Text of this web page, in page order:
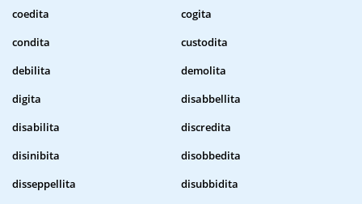
coedita
cogita
condita
custodita
debilita
demolita
digita
disabbellita
disabilita
discredita
disinibita
disobbedita
disseppellita
disubbidita